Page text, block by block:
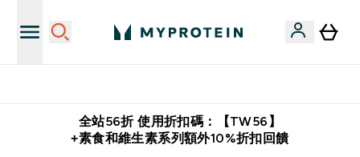
全站56折 使用折扣碼：【TW56】
+素食和維生素系列額外10%折扣回饋